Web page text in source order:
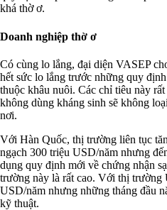
khá thờ ơ.
Doanh nghiệp thờ ơ
Có cùng lo lắng, đại diện VASEP
hết sức lo lắng trước những quy
thuộc khâu nuôi. Các chỉ tiêu này
không dùng kháng sinh sẽ không
nơi.
Với Hàn Quốc, thị trường liên tục
ngạch 300 triệu USD/năm nhưng
dụng quy định mới về chứng nhận
trường này là rất cao. Với thị trường
USD/năm nhưng những tháng đầu
kỹ thuật.